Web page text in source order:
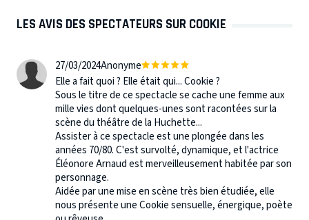
LES AVIS DES SPECTATEURS SUR COOKIE
27/03/2024Anonyme
Elle a fait quoi ? Elle était qui... Cookie ?
Sous le titre de ce spectacle se cache une femme aux
mille vies dont quelques-unes sont racontées sur la
scène du théâtre de la Huchette...
Assister à ce spectacle est une plongée dans les
années 70/80. C'est survolté, dynamique, et l'actrice
Éléonore Arnaud est merveilleusement habitée par son
personnage.
Aidée par une mise en scène très bien étudiée, elle
nous présente une Cookie sensuelle, énergique, poète